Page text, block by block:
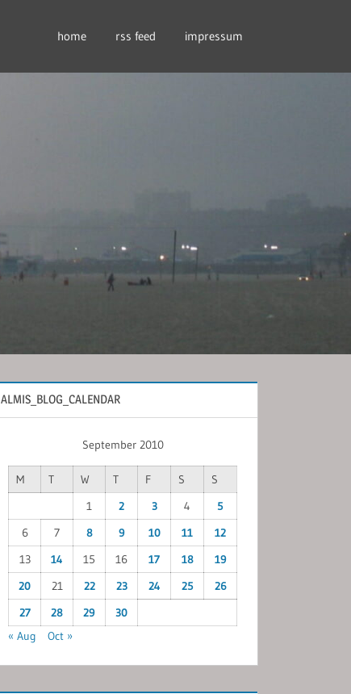
home rss feed impressum
ALMIS_BLOG_CALENDAR
September 2010
M T W T F S
S
1
2 3 4
5
6
7 8 9 10 11
12
13
14 15 16 17 18
19
20
21 22 23 24 25
26
27
28 29
30
« Aug
Oct »